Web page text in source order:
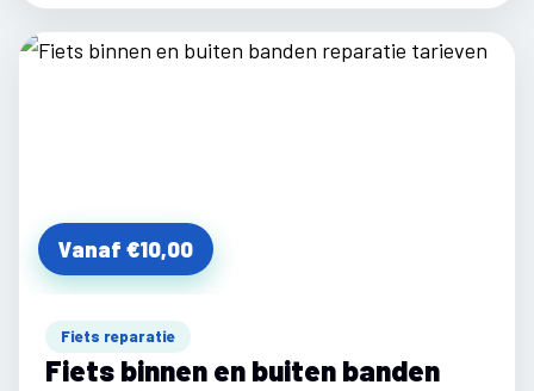
Vanaf €10,00
Fiets reparatie
Fiets binnen en buiten banden